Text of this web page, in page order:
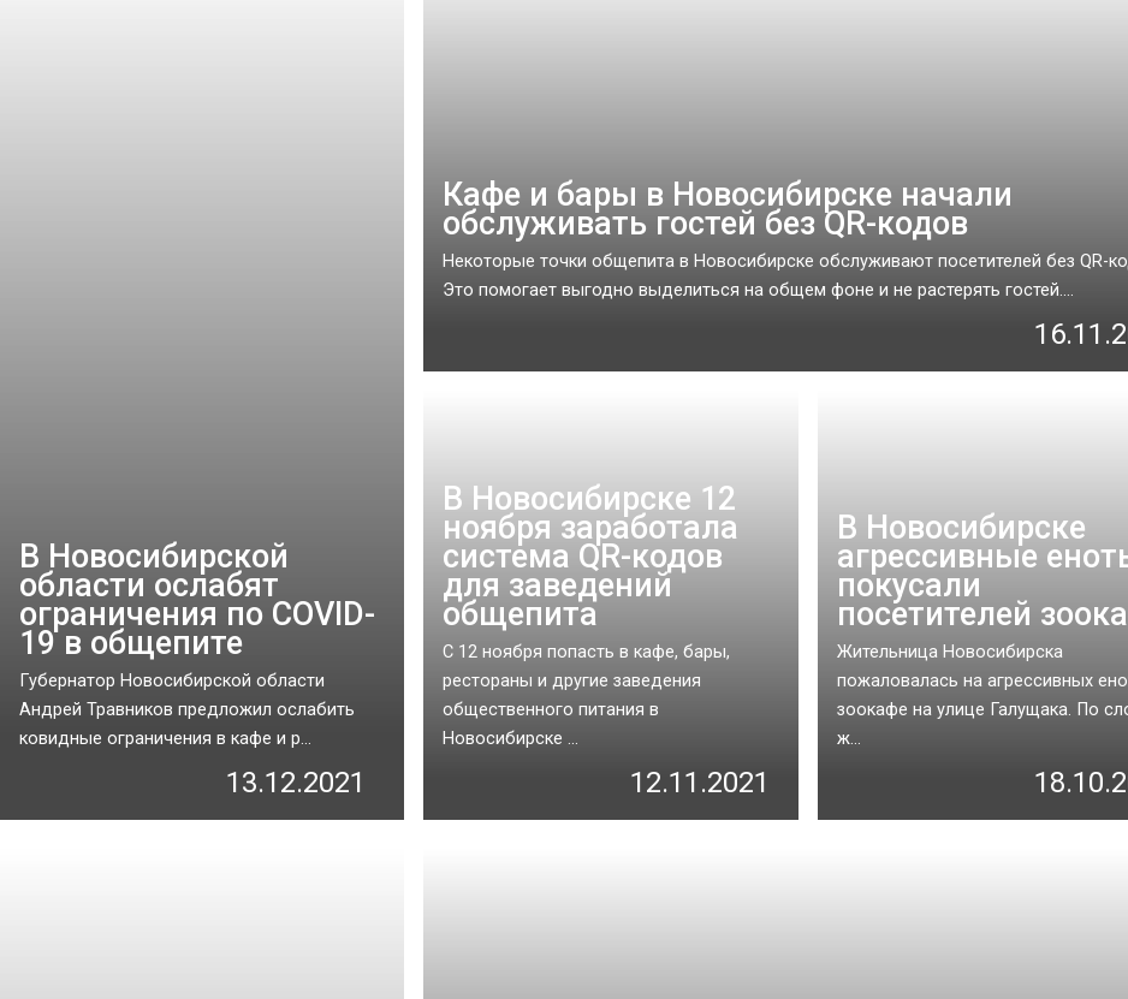
В Новосибирской
области ослабят
ограничения по COVID-
19 в общепите
Губернатор Новосибирской области
Андрей Травников предложил ослабить
ковидные ограничения в кафе и р...
13.12.2021
Кафе и бары в Новосибирске начали
обслуживать гостей без QR-кодов
Некоторые точки общепита в Новосибирске обслуживают посетителей без QR-
Это помогает выгодно выделиться на общем фоне и не растерять гостей....
В Новосибирске 12
ноября заработала
система QR-кодов
для заведений
общепита
С 12 ноября попасть в кафе, бары,
рестораны и другие заведения
общественного питания в
Новосибирске ...
12.11.2021
В Новосибирске
агрессивные
покусали
посетителей
Жительница Новосибирска
пожаловалась на агрессивных
зоокафе на улице Галущака. По
ж...